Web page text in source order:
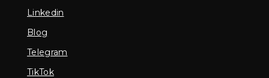
Linkedin
Blog
Telegram
TikTok